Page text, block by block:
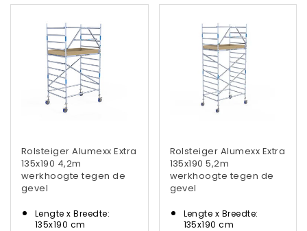
Rolsteiger Alumexx Extra
135x190 4,2m
werkhoogte tegen de
gevel
Lengte x Breedte:
135x190 cm
Rolsteiger Alumexx Extra
135x190 5,2m
werkhoogte tegen de
gevel
Lengte x Breedte:
135x190 cm